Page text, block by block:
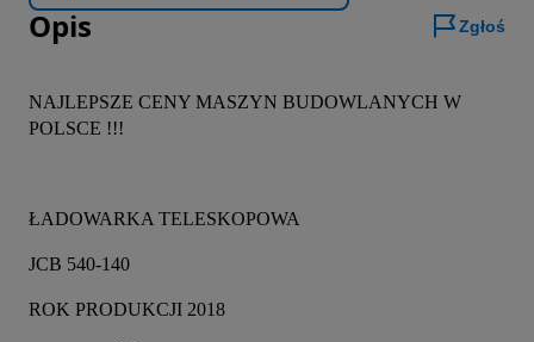
Opis Zgłoś
NAJLEPSZE CENY MASZYN BUDOWLANYCH W
POLSCE !!!
ŁADOWARKA TELESKOPOWA
JCB 540-140
ROK PRODUKCJI 2018